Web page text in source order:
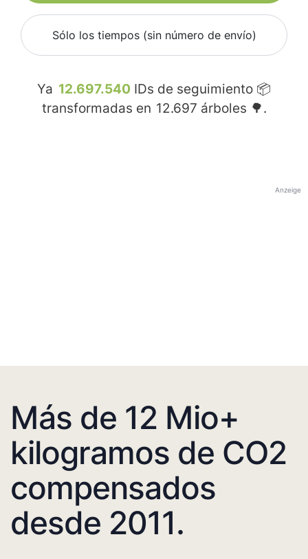
Sólo los tiempos (sin número de envío)
Ya 12.697.540 IDs de seguimiento 📦
transformadas en 12.697 árboles 🌳.
Anzeige
Más de 12 Mio+
kilogramos de CO2
compensados
desde 2011.